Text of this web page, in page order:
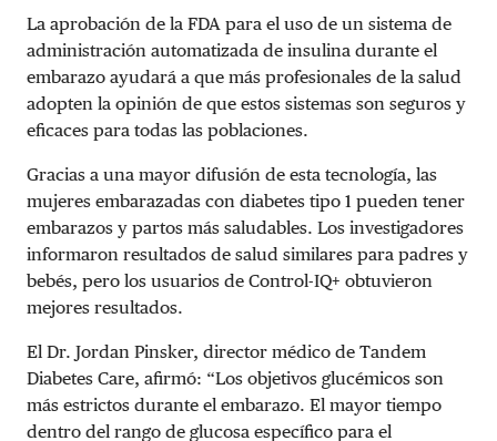
La aprobación de la FDA para el uso de un sistema de
administración automatizada de insulina durante el
embarazo ayudará a que más profesionales de la salud
adopten la opinión de que estos sistemas son seguros y
eficaces para todas las poblaciones.
Gracias a una mayor difusión de esta tecnología, las
mujeres embarazadas con diabetes tipo 1 pueden tener
embarazos y partos más saludables. Los investigadores
informaron resultados de salud similares para padres y
bebés, pero los usuarios de Control-IQ+ obtuvieron
mejores resultados.
El Dr. Jordan Pinsker, director médico de Tandem
Diabetes Care, afirmó: “Los objetivos glucémicos son
más estrictos durante el embarazo. El mayor tiempo
dentro del rango de glucosa específico para el